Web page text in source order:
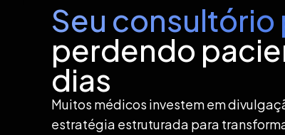
Seu
perdendo
dias
Muitos médicos investem em
estratégia estruturada para